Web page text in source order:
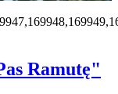
Ramutę"